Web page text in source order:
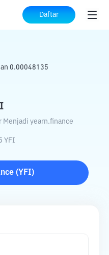
Daftar
ke YFI
0.00048135
Menjadi yearn.finance
YFI
(YFI)